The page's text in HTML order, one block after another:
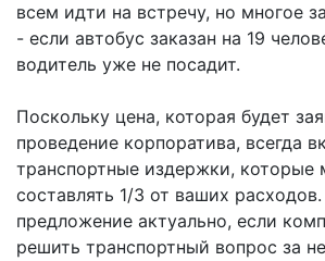
всем идти на встречу, но многое
- если автобус заказан на 19
водитель уже не посадит.
Поскольку цена, которая будет
проведение корпоратива, всегда
транспортные издержки, которые
составлять 1/3 от ваших
предложение актуально, если
решить транспортный вопрос за